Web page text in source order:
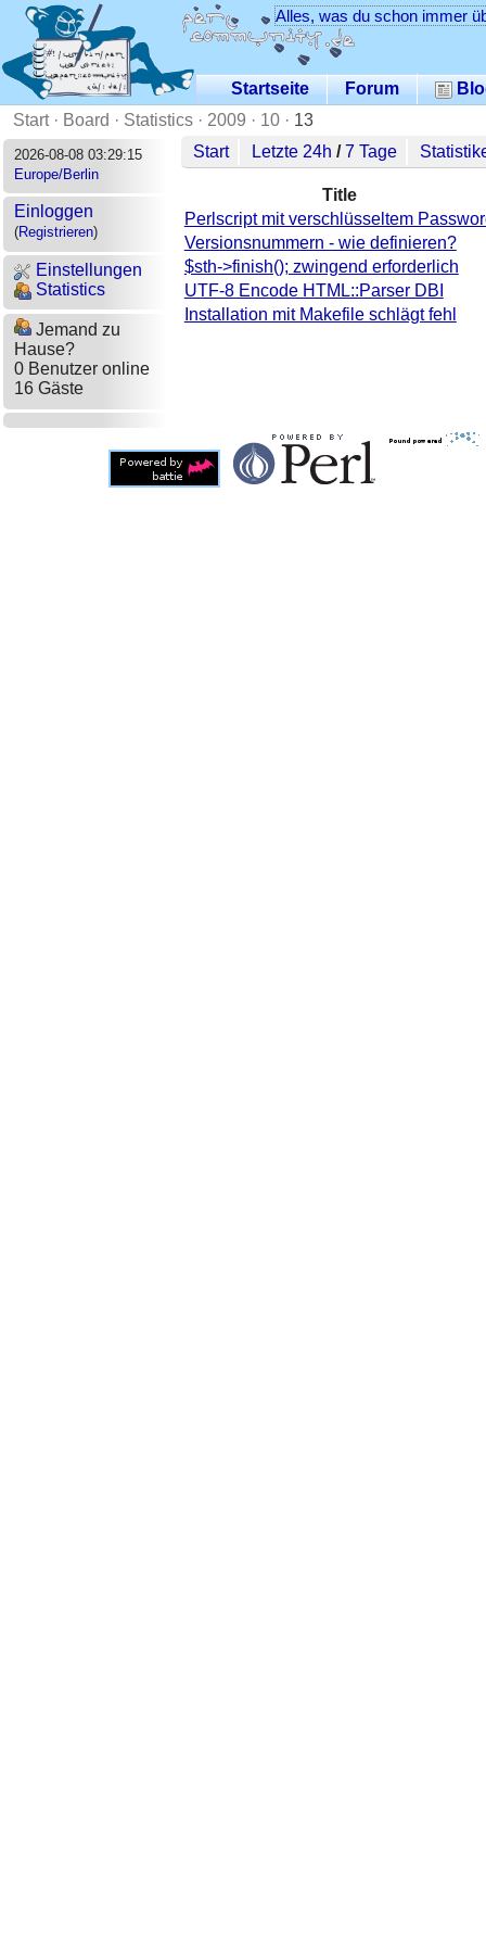
Alles, was du schon immer
Startseite Forum
Start· Board · Statistics · 2009 · 10 · 13
2026-08-08 03:29:15
Europe/Berlin
Einloggen
(Registrieren)
Einstellungen
Statistics
Jemand zu
Hause?
0 Benutzer online
16 Gäste
Start Letzte 24h /7 Tage
Title
Perlscript mit verschlüsseltem
Versionsnummern - wie definieren?
$sth->finish(); zwingend erforderlich
UTF-8 Encode HTML::Parser DBI
Installation mit Makefile schlägt fehl